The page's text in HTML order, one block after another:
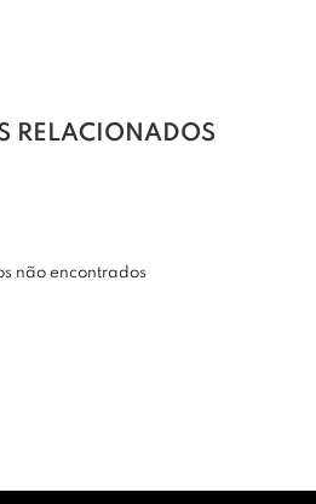
RELACIONADOS
não encontrados